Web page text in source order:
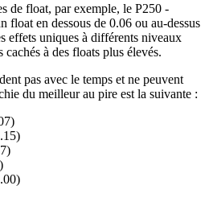
de float, par exemple, le P250 -
float en dessous de 0.06 ou au-dessus
effets uniques à différents niveaux
à des floats plus élevés.
pas avec le temps et ne peuvent
du meilleur au pire est la suivante :